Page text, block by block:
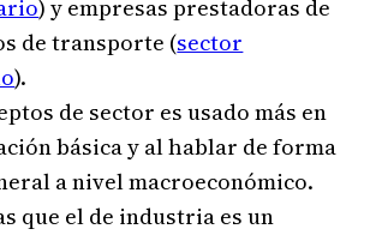
) y empresas prestadoras de
de transporte (sector
).
de sector es usado más en
básica y al hablar de forma
a nivel macroeconómico.
que el de industria es un